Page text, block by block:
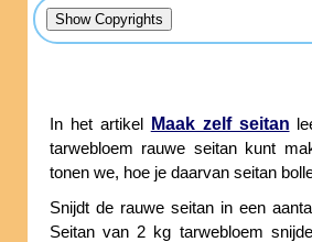
In het artikel Maak zelf seitan
tarwebloem rauwe seitan kunt
tonen we, hoe je daarvan seitan
Snijdt de rauwe seitan in een
Seitan van 2 kg tarwebloem